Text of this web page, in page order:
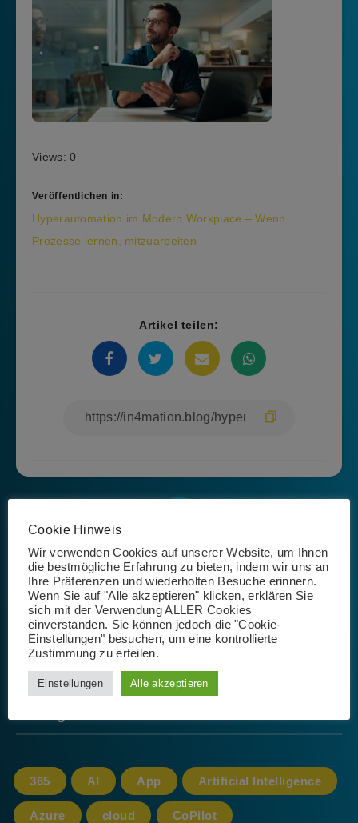
Views: 0
Veröffentlichen in:
Beitragsnavigation
Hyperautomation im Modern Workplace – Wenn
Prozesse lernen, mitzuarbeiten
Artikel teilen:
Josephin Riemer
365 AI App Artificial Intelligence
Azure cloud CoPilot
Cookie Hinweis
Wir verwenden Cookies auf unserer Website, um Ihnen
die bestmögliche Erfahrung zu bieten, indem wir uns an
Ihre Präferenzen und wiederholten Besuche erinnern.
Wenn Sie auf "Alle akzeptieren" klicken, erklären Sie
sich mit der Verwendung ALLER Cookies
einverstanden. Sie können jedoch die "Cookie-
Einstellungen" besuchen, um eine kontrollierte
Zustimmung zu erteilen.
Einstellungen Alle akzeptieren